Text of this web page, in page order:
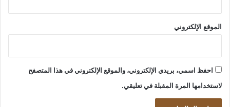
الموقع الإلكتروني
احفظ اسمي، بريدي الإلكتروني، والموقع الإلكتروني في هذا المتصفح
لاستخدامها المرة المقبلة في تعليقي.